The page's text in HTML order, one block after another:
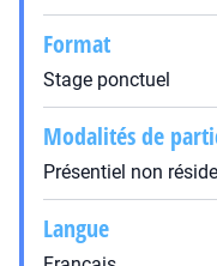
Format
Stage ponctuel
Modalités de
Présentiel non
Langue